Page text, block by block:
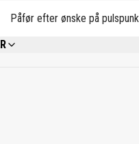
Påfør efter ønske på
PARFUM (FRAGRANCE), AQUA
ALPHA-ISOMETHYL IONONE,